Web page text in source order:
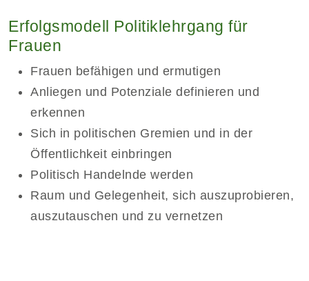
Erfolgsmodell Politiklehrgang für
Frauen
Frauen befähigen und ermutigen
Anliegen und Potenziale definieren und
erkennen
Sich in politischen Gremien und in der
Öffentlichkeit einbringen
Politisch Handelnde werden
Raum und Gelegenheit, sich auszuprobieren,
auszutauschen und zu vernetzen